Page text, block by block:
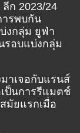
ก 2023/24
ารพบกัน
งกลุ่ม ยูฟ่า
รอบแบ่งกลุ่ม
าเจอกับแรนส์
ป็นการรีแมตช์
มัยแรกเมื่อ